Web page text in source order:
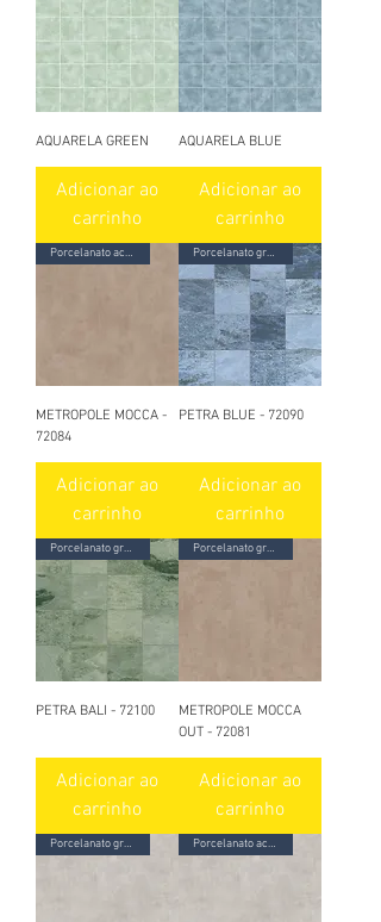
AQUARELA GREEN
Adicionar ao
carrinho
AQUARELA BLUE
Adicionar ao
carrinho
Porcelanato acetinado
METROPOLE MOCCA -
72084
Adicionar ao
carrinho
Porcelanato granilhado
PETRA BLUE - 72090
Adicionar ao
carrinho
Porcelanato granilhado
PETRA BALI - 72100
Adicionar ao
carrinho
Porcelanato granilhado
METROPOLE MOCCA
OUT - 72081
Adicionar ao
carrinho
Porcelanato granilhado Porcelanato acetinado